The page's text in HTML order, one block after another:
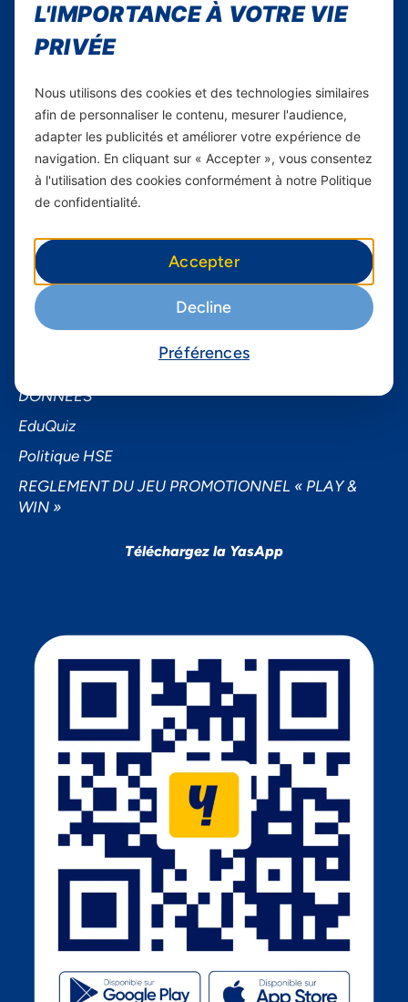
Services Mobiles
Internet Résidentiel
Business
Smartphones
Informations utiles
À propos de Yas FAQ
Assistance
Conditions générales d’utilisation
Demande de sponsoring
Demande de données personnelles
DONNEES
EduQuiz
Politique HSE
REGLEMENT DU JEU PROMOTIONNEL « PLAY &
WIN »
Téléchargez la YasApp
L'IMPORTANCE À VOTRE VIE
PRIVÉE
Nous utilisons des cookies et des technologies similaires
afin de personnaliser le contenu, mesurer l'audience,
adapter les publicités et améliorer votre expérience de
navigation. En cliquant sur « Accepter », vous consentez
à l'utilisation des cookies conformément à notre Politique
de confidentialité.
Accepter
Decline
Préférences